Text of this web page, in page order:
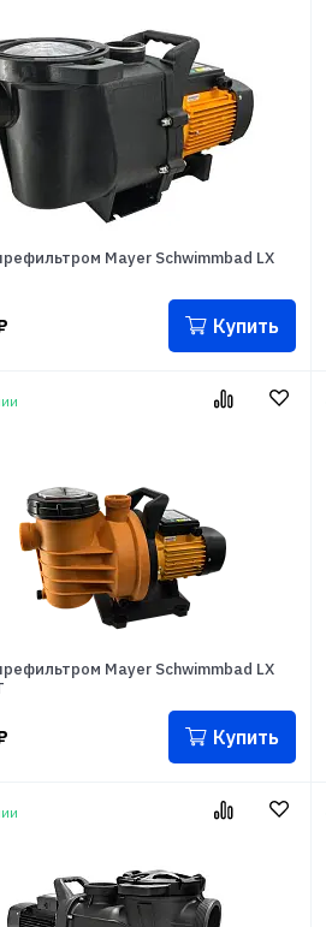
Mayer Schwimmbad LX
Купить
Mayer Schwimmbad LX
Купить